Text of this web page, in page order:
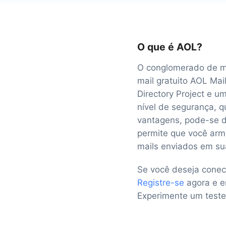
O que é AOL?
O conglomerado de
mail gratuito AOL
Directory Project e
nível de segurança,
vantagens, pode-se
permite que você
mails enviados em
Se você deseja
Registre-se agora e
Experimente um